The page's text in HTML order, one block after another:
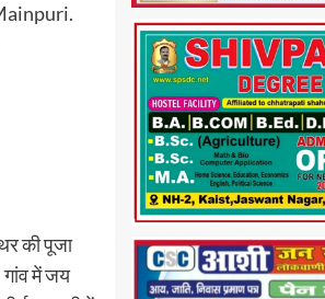
की पूजा
में जय